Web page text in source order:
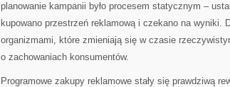
planowanie kampanii było procesem statycznym –
kupowano przestrzeń reklamową i czekano na wyniki.
organizmami, które zmieniają się w czasie
o zachowaniach konsumentów.
Programowe zakupy reklamowe stały się prawdziwą